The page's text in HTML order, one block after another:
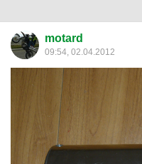
motard
09:54, 02.04.2012